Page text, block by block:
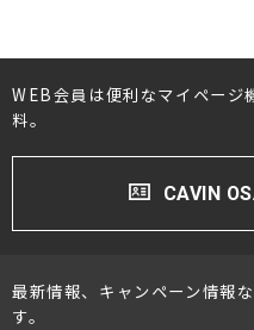
WEB会員は便利なマイページ
料。
CAVIN
最新情報、キャンペーン情報
す。